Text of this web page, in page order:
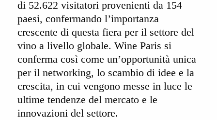
di 52.622 visitatori provenienti da 154
paesi, confermando l’importanza
crescente di questa fiera per il settore del
vino a livello globale. Wine Paris si
conferma così come un’opportunità unica
per il networking, lo scambio di idee e la
crescita, in cui vengono messe in luce le
ultime tendenze del mercato e le
innovazioni del settore.